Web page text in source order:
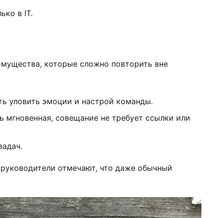
в IT.
которые сложно повторить вне
уловить эмоции и настрой команды.
мгновенная, совещание не требует ссылки или
отмечают, что даже обычный